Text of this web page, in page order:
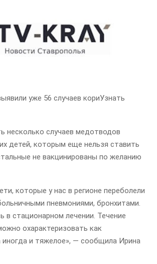
уже 56 случаев кориУзнать
несколько случаев медотводов
детей, которым еще нельзя ставить
не вакцинированы по желанию
которые у нас в регионе переболели
пневмониями, бронхитами.
в стационарном лечении. Течение
охарактеризовать как
иногда и тяжелое», — сообщила Ирина